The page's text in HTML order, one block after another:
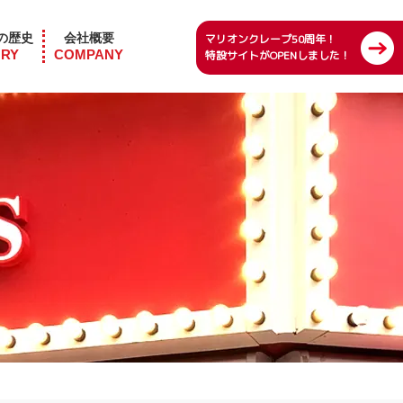
マリオンクレープ50周年！
特設サイトがOPENしました！
歴史 会社概要
COMPANY